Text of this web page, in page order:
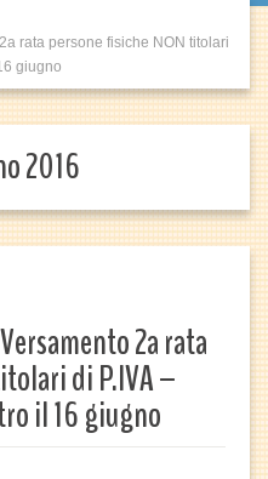
rata persone fisiche NON titolari
giugno
2016
2a rata
di P.IVA –
il 16 giugno